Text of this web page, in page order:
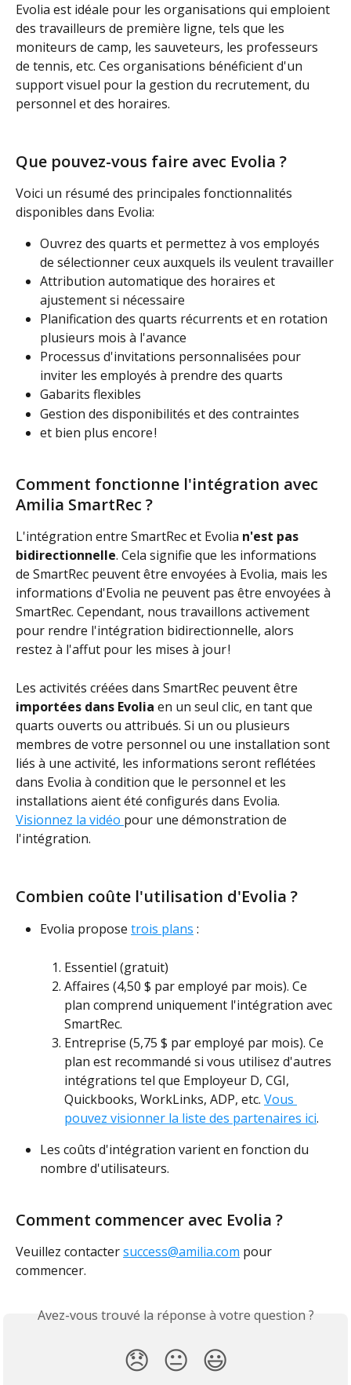
Evolia est idéale pour les organisations qui emploient
des travailleurs de première ligne, tels que les
moniteurs de camp, les sauveteurs, les professeurs
de tennis, etc. Ces organisations bénéficient d'un
support visuel pour la gestion du recrutement, du
personnel et des horaires.
Que pouvez-vous faire avec Evolia ?
Voici un résumé des principales fonctionnalités
disponibles dans Evolia:
Ouvrez des quarts et permettez à vos employés
de sélectionner ceux auxquels ils veulent travailler
Attribution automatique des horaires et
ajustement si nécessaire
Planification des quarts récurrents et en rotation
plusieurs mois à l'avance
Processus d'invitations personnalisées pour
inviter les employés à prendre des quarts
Gabarits flexibles
Gestion des disponibilités et des contraintes
et bien plus encore !
Comment fonctionne l'intégration avec
Amilia SmartRec ?
L'intégration entre SmartRec et Evolia n'est pas
bidirectionnelle. Cela signifie que les informations
de SmartRec peuvent être envoyées à Evolia, mais les
informations d'Evolia ne peuvent pas être envoyées à
SmartRec. Cependant, nous travaillons activement
pour rendre l'intégration bidirectionnelle, alors
restez à l'affut pour les mises à jour !
Les activités créées dans SmartRec peuvent être
importées dans Evolia en un seul clic, en tant que
quarts ouverts ou attribués. Si un ou plusieurs
membres de votre personnel ou une installation sont
liés à une activité, les informations seront reflétées
dans Evolia à condition que le personnel et les
installations aient été configurés dans Evolia.
Visionnez la vidéo pour une démonstration de
l'intégration.
Combien coûte l'utilisation d'Evolia ?
Evolia propose trois plans :
Essentiel (gratuit)
Affaires (4,50 $ par employé par mois). Ce
plan comprend uniquement l'intégration avec
SmartRec.
Entreprise (5,75 $ par employé par mois). Ce
plan est recommandé si vous utilisez d'autres
intégrations tel que Employeur D, CGI,
Quickbooks, WorkLinks, ADP, etc. Vous
pouvez visionner la liste des partenaires ici.
Les coûts d'intégration varient en fonction du
nombre d'utilisateurs.
Comment commencer avec Evolia ?
Veuillez contacter success@amilia.com pour
commencer.
Avez-vous trouvé la réponse à votre question ?
😞 😐 😃